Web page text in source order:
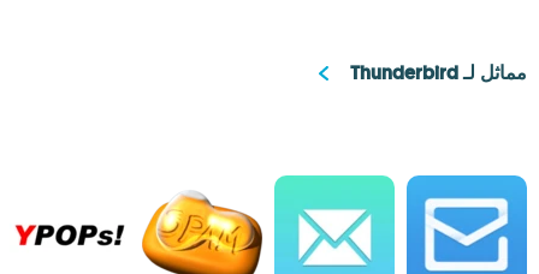
مماثل لـ Thunderbird